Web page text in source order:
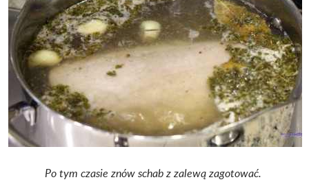
Po tym czasie znów schab z zalewą zagotować.